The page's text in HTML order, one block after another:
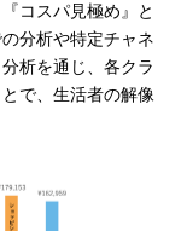
コスパ見極め』と
分析や特定チャネ
析を通じ、各クラ
で、生活者の解像